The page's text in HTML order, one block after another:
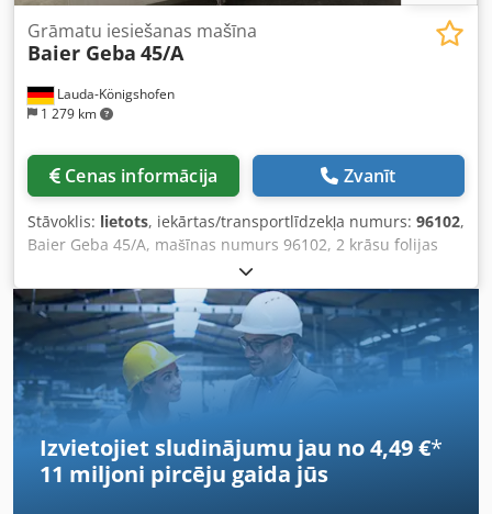
Lauda-Königshofen
1 279 km
Grāmatu iesiešanas mašīna
Baier Geba 45/A
Cenas informācija Zvanīt
Stāvoklis: lietots, iekārtas/transportlīdzekļa numurs: 96102,
Baier Geba 45/A, mašīnas numurs 96102, 2 krāsu folijas
pārnese, plus 1 stacija – štancēšana, 2 stacijas – folijas
pārnese, 1 stacija – štancēšana, darba platums 14 x 14 cm,
automātiska padeve, labā stāvoklī, pieejama nekavējoties.
Cedpfx Ajv Ukg Ejicsha Pēc pieprasījuma ar prieku
sniegsim informāciju arī par citām mūsu sortimentā
pieejamām iekārtām. Jūs esat laipni aicināti, iepriekš
vienojoties par vizītes laiku, apskatīt iekārtu pie mums
Izvietojiet sludinājumu jau no 4,49 €*
11 miljoni pircēju gaida jūs